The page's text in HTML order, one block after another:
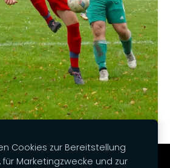
Cookies zur Bereitstellung
für Marketingzwecke und zur